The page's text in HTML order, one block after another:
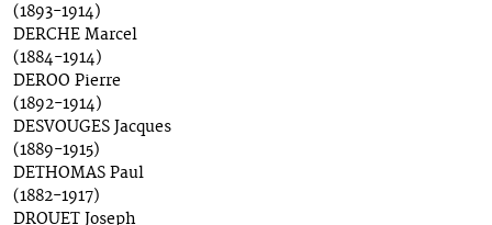
(1893-1914)
DERCHE Marcel
(1884-1914)
DEROO Pierre
(1892-1914)
DESVOUGES Jacques
(1889-1915)
DETHOMAS Paul
(1882-1917)
DROUET Joseph